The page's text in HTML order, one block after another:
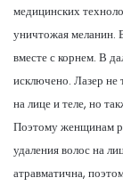
медицинских
уничтожая меланин.
вместе с корнем. В
исключено. Лазер не
на лице и теле, но
Поэтому женщинам
удаления волос на
атравматична,